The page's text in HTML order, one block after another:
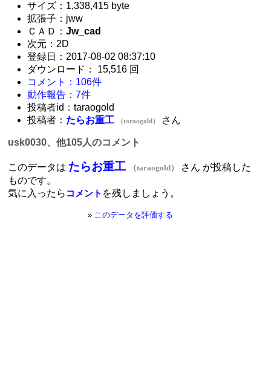
サイズ：1,338,415 byte
拡張子：jww
ＣＡＤ：Jw_cad
次元：2D
登録日：2017-08-02 08:37:10
ダウンロード： 15,516 回
コメント：106件
動作報告：7件
投稿者id：taraogold
投稿者： たらお重工 （taraogold） さん
usk0030、他105人のコメント
このデータは たらお重工 （taraogold）
さん が投稿した
ものです。
気に入ったら コメント を残しましょう。
» このデータを評価する